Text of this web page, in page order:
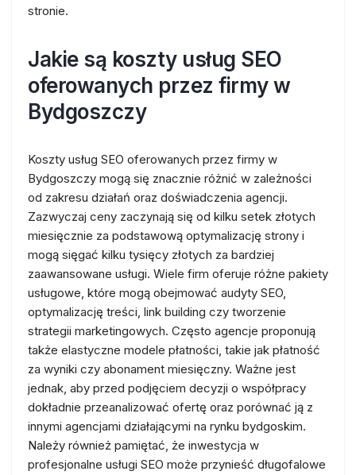
stronie.
Jakie są koszty usług SEO
oferowanych przez firmy w
Bydgoszczy
Koszty usług SEO oferowanych przez firmy w
Bydgoszczy mogą się znacznie różnić w zależności
od zakresu działań oraz doświadczenia agencji.
Zazwyczaj ceny zaczynają się od kilku setek złotych
miesięcznie za podstawową optymalizację strony i
mogą sięgać kilku tysięcy złotych za bardziej
zaawansowane usługi. Wiele firm oferuje różne pakiety
usługowe, które mogą obejmować audyty SEO,
optymalizację treści, link building czy tworzenie
strategii marketingowych. Często agencje proponują
także elastyczne modele płatności, takie jak płatność
za wyniki czy abonament miesięczny. Ważne jest
jednak, aby przed podjęciem decyzji o współpracy
dokładnie przeanalizować ofertę oraz porównać ją z
innymi agencjami działającymi na rynku bydgoskim.
Należy również pamiętać, że inwestycja w
profesjonalne usługi SEO może przynieść długofalowe